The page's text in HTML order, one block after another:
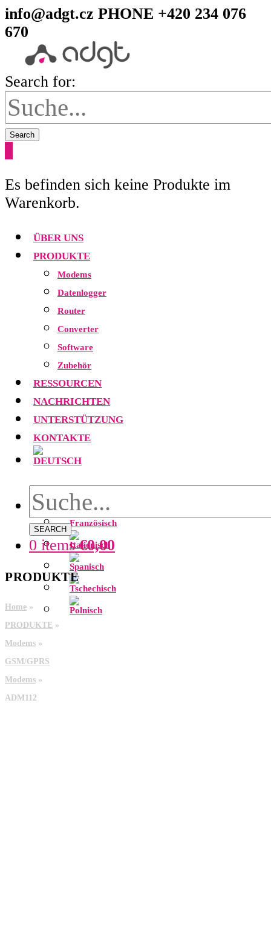
info@adgt.cz PHONE +420 234 076
670
Search for:
Search
Es befinden sich keine Produkte im
Warenkorb.
ÜBER UNS
PRODUKTE
Modems
Datenlogger
Router
Converter
Software
Zubehör
RESSOURCEN
NACHRICHTEN
UNTERSTÜTZUNG
KONTAKTE
SEARCH
0 items€0,00
PRODUKTE
Home »
PRODUKTE »
Modems »
GSM/GPRS
Modems »
ADM112